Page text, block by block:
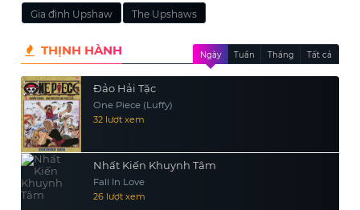
Gia đình Upshaw The Upshaws
THỊNH HÀNH Ngày Tuần Tháng Tất cả
Đảo Hải Tặc
One Piece (Luffy)
32 lượt xem
Nhất Kiến Khuynh Tâm
Fall In Love
26 lượt xem